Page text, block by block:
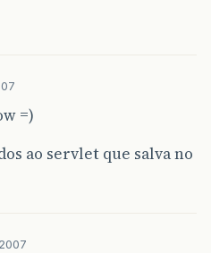
=)
ao servlet que salva no